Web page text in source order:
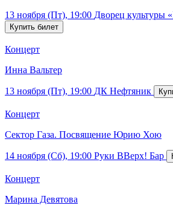
13 ноября (Пт), 19:00 Дворец культуры
Концерт
Инна Вальтер
13 ноября (Пт), 19:00 ДК Нефтяник
Концерт
Сектор Газа. Посвящение Юрию Хою
14 ноября (Сб), 19:00 Руки ВВерх! Бар
Концерт
Марина Девятова